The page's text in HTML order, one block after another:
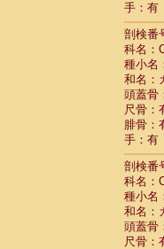
手：有
剖検番
科名：
種小名
和名：
頭蓋骨
尺骨：
腓骨：
手：有
剖検番
科名：
種小名
和名：
頭蓋骨
尺骨：